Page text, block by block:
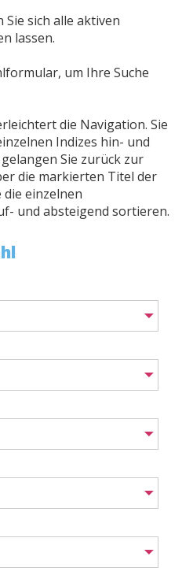
sich alle aktiven
lassen.
um Ihre Suche
die Navigation. Sie
Indizes hin- und
Sie zurück zur
die markierten Titel der
einzelnen
und absteigend sortieren.